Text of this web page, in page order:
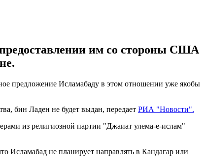
им со стороны США
предложение Исламабаду в этом отношении уже якобы
бин Ладен не будет выдан, передает РИА "Новости".
из религиозной партии "Джаиат улема-е-ислам"
Исламабад не планирует направлять в Кандагар или